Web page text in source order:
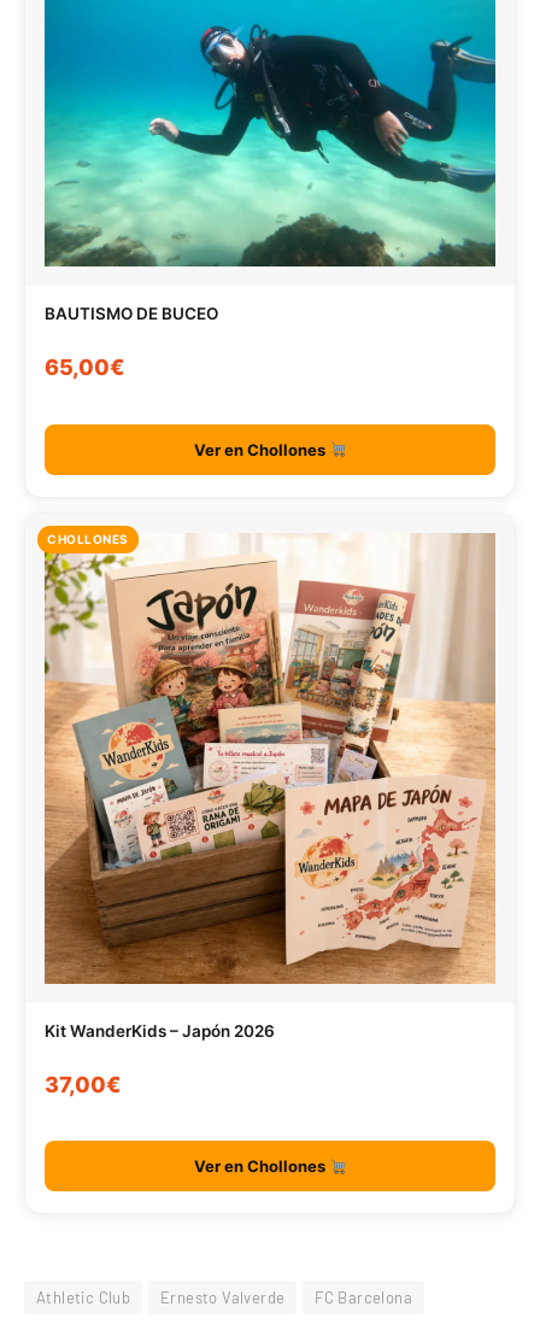
BAUTISMO DE BUCEO
65,00€
Ver en Chollones
CHOLLONES
Kit WanderKids – Japón 2026
37,00€
Ver en Chollones
Athletic Club Ernesto Valverde FC Barcelona